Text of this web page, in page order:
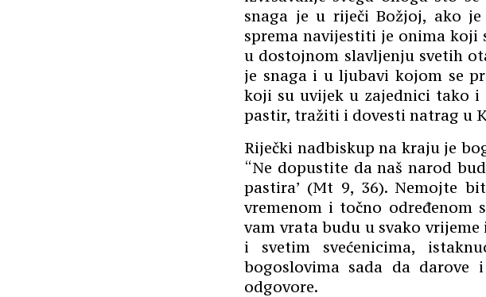
snaga je u riječi Božjoj, ako
sprema navijestiti je onima koji
u dostojnom slavljenju svetih
je snaga i u ljubavi kojom se
koji su uvijek u zajednici tako
pastir, tražiti i dovesti natrag u
Riječki nadbiskup na kraju je
“Ne dopustite da naš narod
pastira’ (Mt 9, 36). Nemojte
vremenom i točno određenom
vam vrata budu u svako
i svetim svećenicima,
bogoslovima sada da
odgovore.